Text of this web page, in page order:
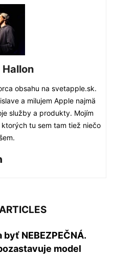
obsahu na svetapple.sk.
a milujem Apple najmä
služby a produkty. Mojím
tu sem tam tiež niečo
byť NEBEZPEČNÁ.
model